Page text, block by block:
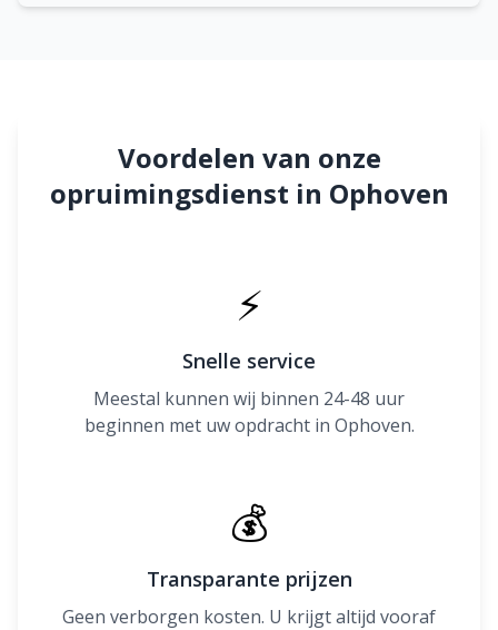
Voordelen van onze
opruimingsdienst in Ophoven
⚡
Snelle service
Meestal kunnen wij binnen 24-48 uur
beginnen met uw opdracht in Ophoven.
💰
Transparante prijzen
Geen verborgen kosten. U krijgt altijd vooraf